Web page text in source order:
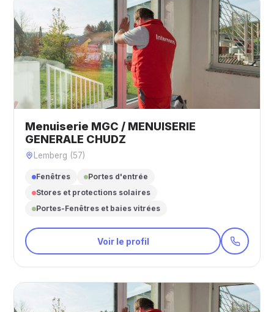
Menuiserie MGC / MENUISERIE
GENERALE CHUDZ
Lemberg (57)
Fenêtres
Portes d'entrée
Stores et protections solaires
Portes-Fenêtres et baies vitrées
Voir le profil